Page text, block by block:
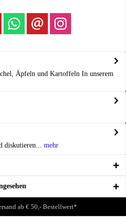
Äpfeln und Kartoffeln In unserem
diskutieren...
mehr
ab € 50,- Bestellwert*